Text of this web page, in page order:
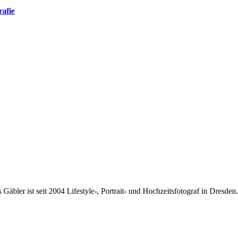
Gäbler ist seit 2004 Lifestyle-, Portrait- und Hochzeitsfotograf in Dresden.